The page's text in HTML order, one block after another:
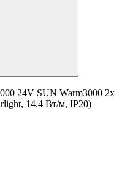
24V SUN Warm3000 2x
14.4 Вт/м, IP20)